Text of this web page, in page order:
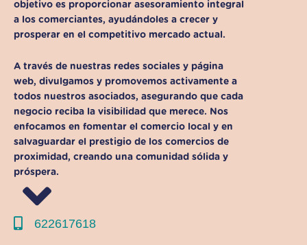
objetivo es proporcionar asesoramiento integral
a los comerciantes, ayudándoles a crecer y
prosperar en el competitivo mercado actual.
A través de nuestras redes sociales y página
web, d ivulgamos y promovemos activamente a
todos nuestros asociados, asegurando que cada
negocio reciba la visibilidad que merece. Nos
enfocamos en fomentar el comercio local y en
salvaguardar el prestigio de los comercios de
proximidad , creando una comunidad sólida y
próspera.
622617618